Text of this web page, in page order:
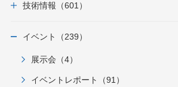
技術情報（601）
イベント（239）
展示会（4）
イベントレポート（91）